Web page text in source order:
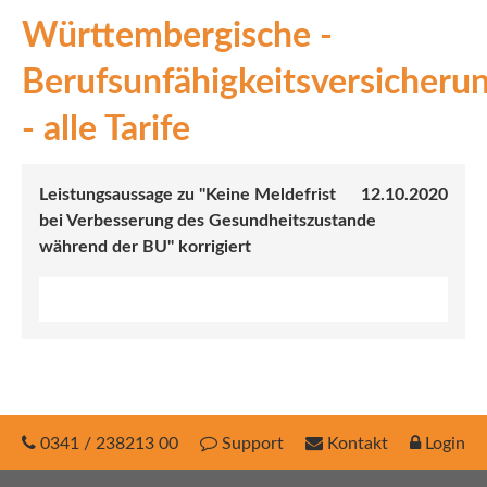
INEX
Sach
Leben
Investment
Württembergische -
- alle Tarife
12.10.2020
Leistungsaussage zu "Keine Meldefrist
bei Verbesserung des Gesundheitszustande
während der BU" korrigiert
0341 / 238213 00 Support Kontakt Login